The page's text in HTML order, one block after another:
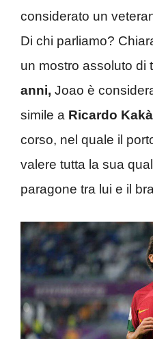
considerato un
Di chi parliamo?
un mostro assoluto di
anni, Joao è
simile a Ricardo Kakà
corso, nel quale il
valere tutta la sua
paragone tra lui e il